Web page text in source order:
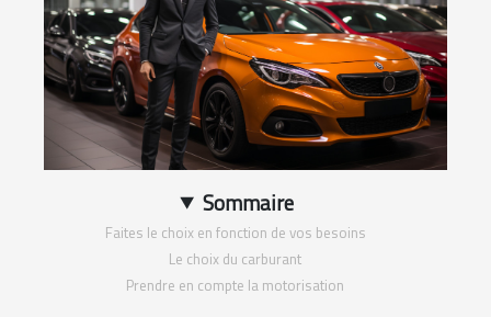
Sommaire
Faites le choix en fonction de vos besoins
Le choix du carburant
Prendre en compte la motorisation